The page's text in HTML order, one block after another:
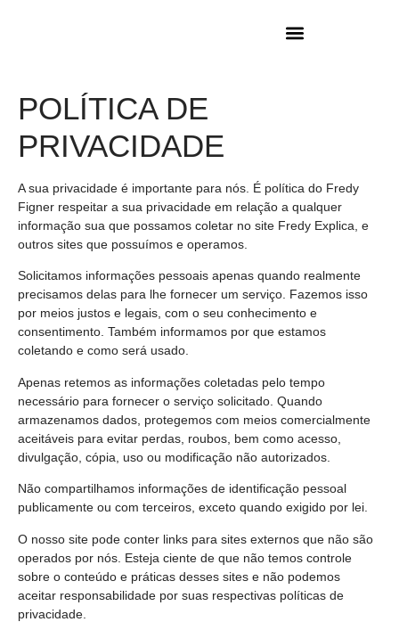
POLÍTICA DE
PRIVACIDADE
A sua privacidade é importante para nós. É política do Fredy
Figner respeitar a sua privacidade em relação a qualquer
informação sua que possamos coletar no site Fredy Explica, e
outros sites que possuímos e operamos.
Solicitamos informações pessoais apenas quando realmente
precisamos delas para lhe fornecer um serviço. Fazemos isso
por meios justos e legais, com o seu conhecimento e
consentimento. Também informamos por que estamos
coletando e como será usado.
Apenas retemos as informações coletadas pelo tempo
necessário para fornecer o serviço solicitado. Quando
armazenamos dados, protegemos com meios comercialmente
aceitáveis para evitar perdas, roubos, bem como acesso,
divulgação, cópia, uso ou modificação não autorizados.
Não compartilhamos informações de identificação pessoal
publicamente ou com terceiros, exceto quando exigido por lei.
O nosso site pode conter links para sites externos que não são
operados por nós. Esteja ciente de que não temos controle
sobre o conteúdo e práticas desses sites e não podemos
aceitar responsabilidade por suas respectivas políticas de
privacidade.